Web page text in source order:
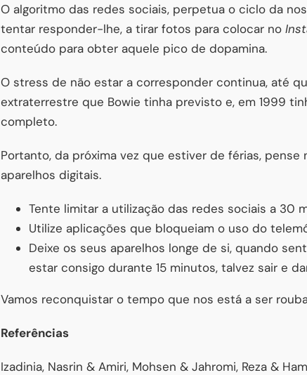
O algoritmo das redes sociais, perpetua o ciclo da
tentar responder-lhe, a tirar fotos para colocar no
conteúdo para obter aquele pico de dopamina.
O stress de não estar a corresponder continua, até
extraterrestre que Bowie tinha previsto e, em 1999
completo.
Portanto, da próxima vez que estiver de férias,
aparelhos digitais.
Tente limitar a utilização das redes sociais a 30
Utilize aplicações que bloqueiam o uso do
Deixe os seus aparelhos longe de si, quando
estar consigo durante 15 minutos, talvez sair e
Vamos reconquistar o tempo que nos está a ser
Referências
Izadinia, Nasrin & Amiri, Mohsen & Jahromi, Reza &